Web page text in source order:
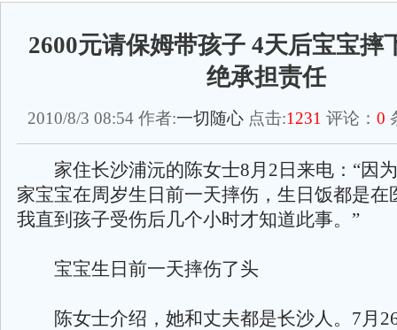
2600元请保姆带孩子 4天后宝宝摔
绝承担责任
2010/8/3 08:54 作者:一切随心 点击:1231 评论： 0
家住长沙浦沅的陈女士8月2日来电：“因
家宝宝在周岁生日前一天摔伤，生日饭都是在
我直到孩子受伤后几个小时才知道此事。”
宝宝生日前一天摔伤了头
陈女士介绍，她和丈夫都是长沙人。7月